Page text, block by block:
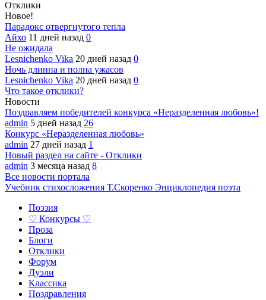
Отклики
Новое!
Парадокс отвергнутого тепла
Айхо 11 дней назад 0
Не ожидала
Lesnichenko Vika 20 дней назад 0
Ночь длинна и полна ужасов
Lesnichenko Vika 20 дней назад 0
Что такое отклики?
Новости
Поздравляем победителей конкурса «Неразделенная любовь»!
admin 5 дней назад 26
Конкурс «Неразделенная любовь»
admin 27 дней назад 1
Новый раздел на сайте - Отклики
admin 3 месяца назад 8
Все новости портала
Учебник стихосложения Т.Скоренко Энциклопедия поэта
Поэзия
♡ Конкурсы ♡
Проза
Блоги
Отклики
Форум
Дуэли
Классика
Поздравления